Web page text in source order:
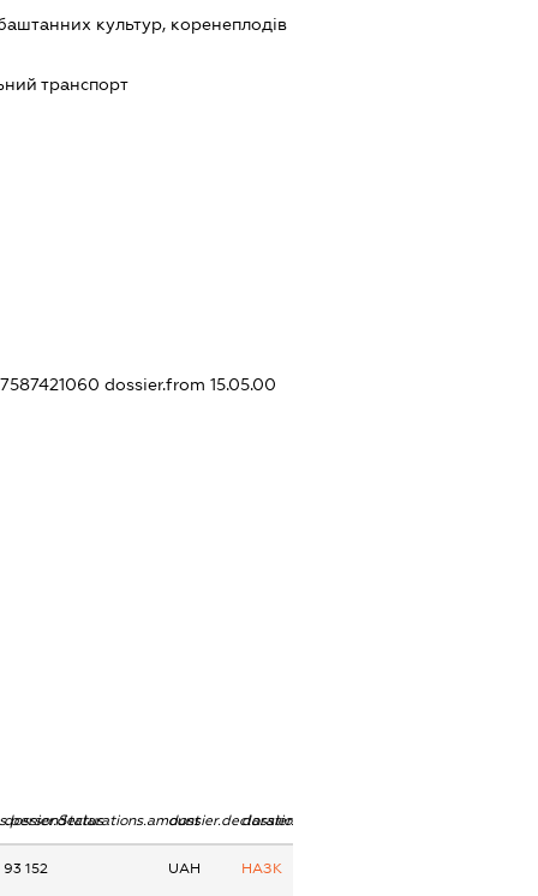
культур, коренеплодів
транспорт
dossier.from 15.05.00
dossier.declarations.amountdossier.declarations.currency
dossier.declarations.source
93 152 UAH НАЗК